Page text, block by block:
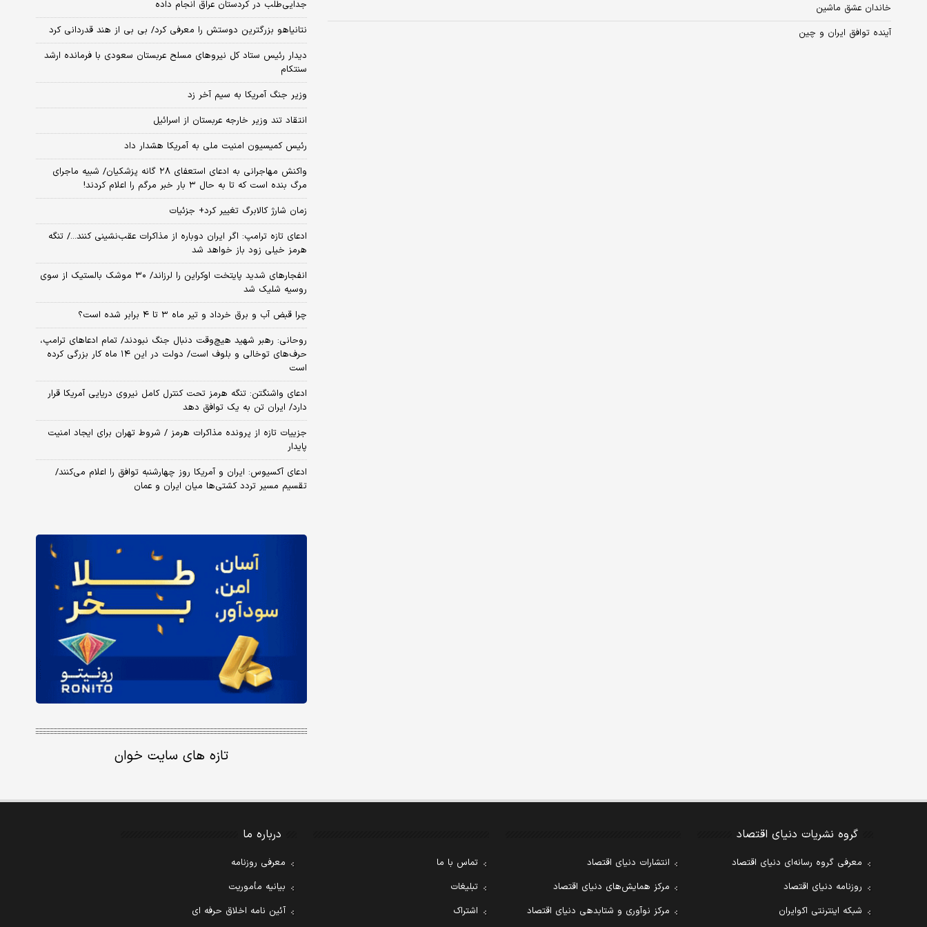
خاندان عشق ماشین
آینده توافق ایران و چین
جدایی‌طلب در کردستان عراق انجام داده
نتانیاهو بزرگترین دوستش را معرفی کرد/ بی بی از هند قدردانی کرد
دیدار رئیس ستاد کل نیروهای مسلح عربستان سعودی با فرمانده ارشد
سنتکام
وزیر جنگ آمریکا به سیم آخر زد
انتقاد تند وزیر خارجه عربستان از اسرائیل
رئیس کمیسیون امنیت ملی به آمریکا هشدار داد
واکنش مهاجرانی به ادعای استعفای ۲۸ گانه پزشکیان/ شبیه ماجرای
مرگ بنده است که تا به حال ۳ بار خبر مرگم را اعلام کردند!
زمان شارژ کالابرگ تغییر کرد+ جزئیات
ادعای تازه ترامپ: اگر ایران دوباره از مذاکرات عقب‌نشینی کنند.../ تنگه
هرمز خیلی زود باز خواهد شد
انفجارهای شدید پایتخت اوکراین را لرزاند/ ۳۰ موشک بالستیک از سوی
روسیه شلیک شد
چرا قبض آب و برق خرداد و تیر ماه ۳ تا ۴ برابر شده است؟
روحانی: رهبر شهید هیچ‌وقت دنبال جنگ نبودند/ تمام ادعاهای ترامپ،
حرف‌های توخالی و بلوف است/ دولت در این ۱۴ ماه کار بزرگی کرده
است
ادعای واشنگتن: تنگه هرمز تحت کنترل کامل نیروی دریایی آمریکا قرار
دارد/ ایران تن به یک توافق دهد
جزییات تازه از پرونده مذاکرات هرمز / شروط تهران برای ایجاد امنیت
پایدار
ادعای آکسیوس: ایران و آمریکا روز چهارشنبه توافق را اعلام می‌کنند/
تقسیم مسیر تردد کشتی‌ها میان ایران و عمان
تازه های سایت خوان
گروه نشریات دنیای اقتصاد
معرفی گروه رسانه‌ای دنیای اقتصاد
روزنامه دنیای اقتصاد
شبکه اینترنتی اکوایران
انتشارات دنیای اقتصاد
مرکز همایش‌های دنیای اقتصاد
مرکز نوآوری و شتابدهی دنیای اقتصاد
تماس با ما
تبلیغات
اشتراک
درباره ما
معرفی روزنامه
بیانیه مأموریت
آئین نامه اخلاق حرفه ای